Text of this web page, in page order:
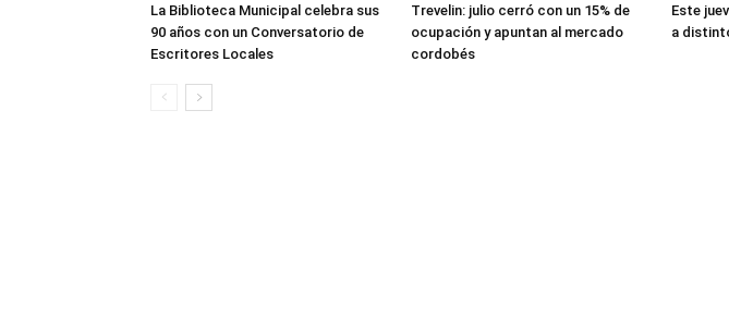
La Biblioteca Municipal celebra sus
90 años con un Conversatorio de
Escritores Locales
Trevelin: julio cerró con un 15% de
ocupación y apuntan al mercado
cordobés
Este
a